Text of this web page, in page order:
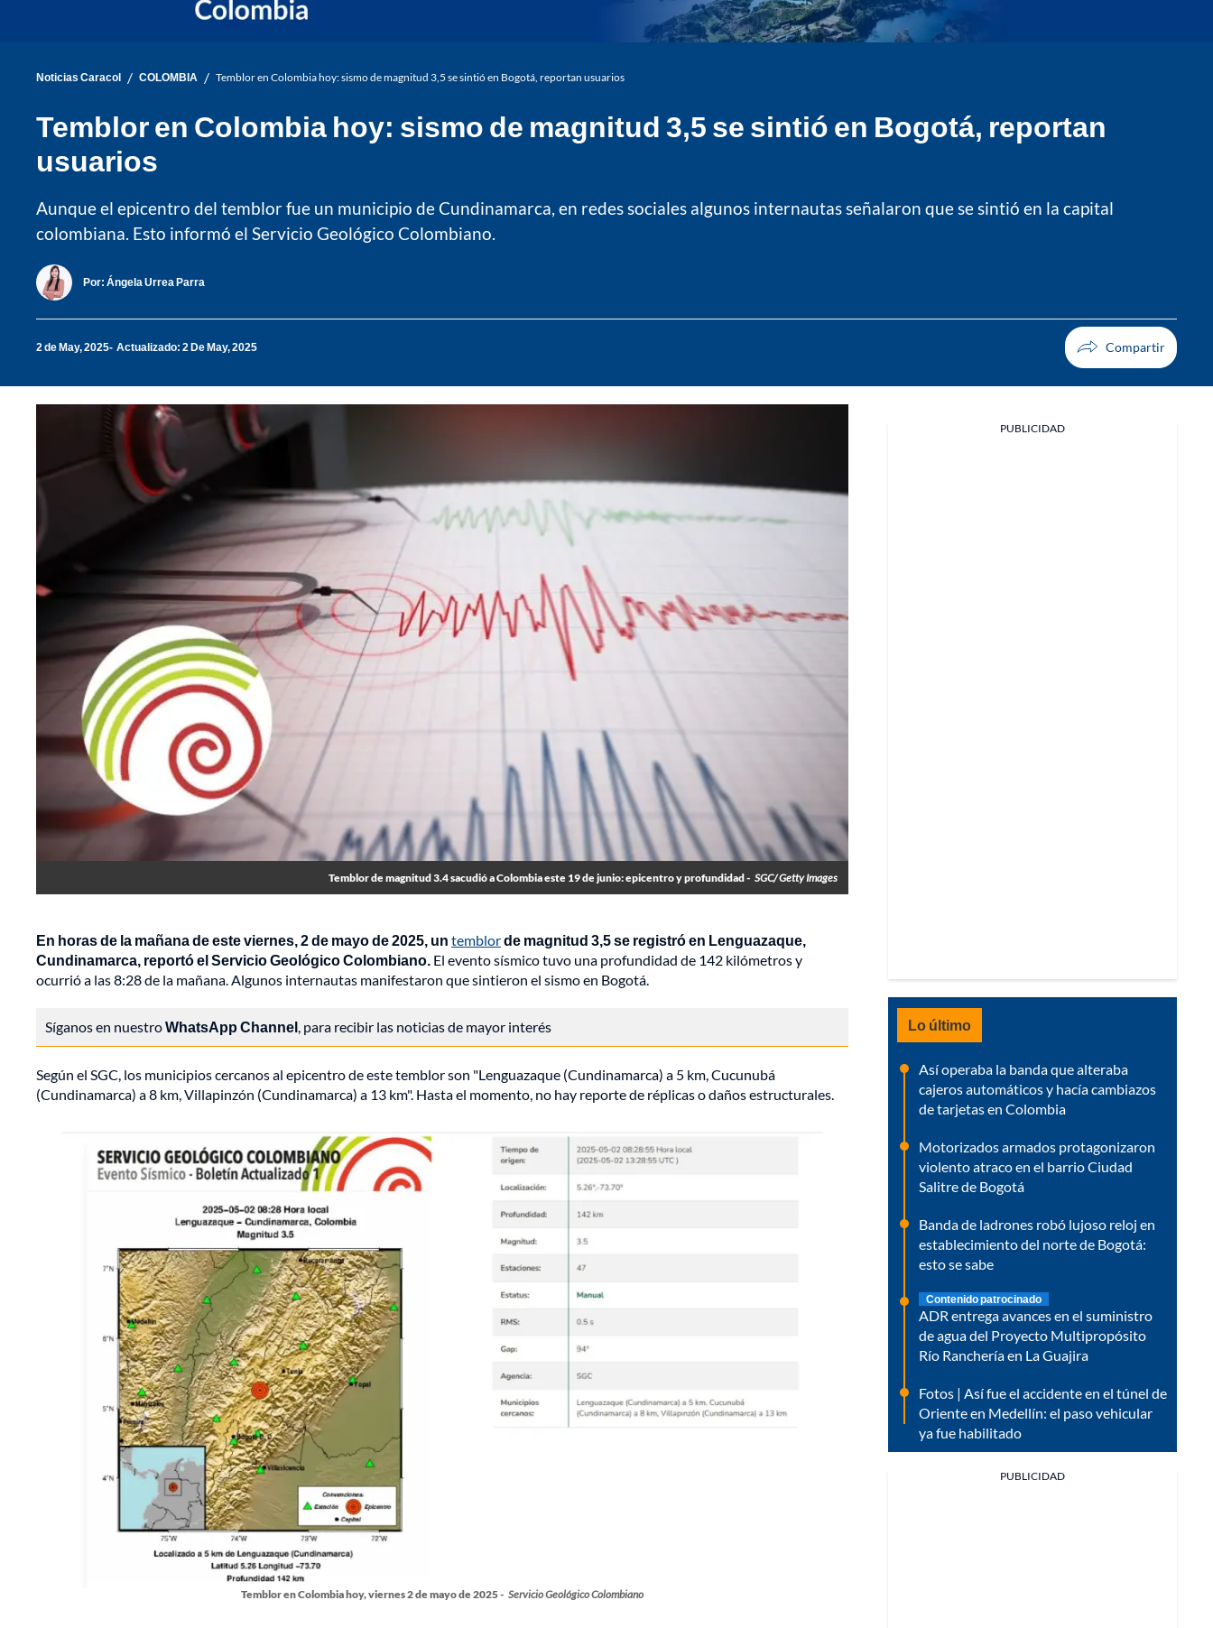
Noticias Caracol / COLOMBIA / Temblor en Colombia hoy: sismo de magnitud 3,5 se sintió en Bogotá, reportan usuarios
Temblor en Colombia hoy: sismo de magnitud 3,5 se sintió en Bogotá, reportan
usuarios
Aunque el epicentro del temblor fue un municipio de Cundinamarca, en redes sociales algunos internautas señalaron que se sintió en la capital
colombiana. Esto informó el Servicio Geológico Colombiano.
Por: Ángela Urrea Parra
2 de May, 2025 Actualizado: 2 De May, 2025
Temblor de magnitud 3.4 sacudió a Colombia este 19 de junio: epicentro y profundidad - SGC/ Getty Images
En horas de la mañana de este viernes, 2 de mayo de 2025, un temblorde magnitud 3,5 se registró en Lenguazaque,
Cundinamarca, reportó el Servicio Geológico Colombiano. El evento sísmico tuvo una profundidad de 142 kilómetros y
ocurrió a las 8:28 de la mañana. Algunos internautas manifestaron que sintieron el sismo en Bogotá.
Síganos en nuestroWhatsApp Channel, para recibir las noticias de mayor interés
Según el SGC, los municipios cercanos al epicentro de este temblor son "Lenguazaque (Cundinamarca) a 5 km, Cucunubá
(Cundinamarca) a 8 km, Villapinzón (Cundinamarca) a 13 km". Hasta el momento, no hay reporte de réplicas o daños estructurales.
Temblor en Colombia hoy, viernes 2 de mayo de 2025 - Servicio Geológico Colombiano
PUBLICIDAD
Lo último
Así operaba la banda que alteraba
cajeros automáticos y hacía cambiazos
de tarjetas en Colombia
Motorizados armados protagonizaron
violento atraco en el barrio Ciudad
Salitre de Bogotá
Banda de ladrones robó lujoso reloj en
establecimiento del norte de Bogotá:
esto se sabe
Contenido patrocinado
ADR entrega avances en el suministro
de agua del Proyecto Multipropósito
Río Ranchería en La Guajira
Fotos | Así fue el accidente en el túnel de
Oriente en Medellín: el paso vehicular
ya fue habilitado
PUBLICIDAD